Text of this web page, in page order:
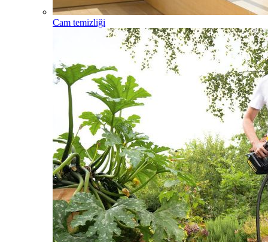
Cam temizliği